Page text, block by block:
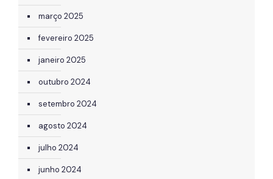
março 2025
fevereiro 2025
janeiro 2025
outubro 2024
setembro 2024
agosto 2024
julho 2024
junho 2024